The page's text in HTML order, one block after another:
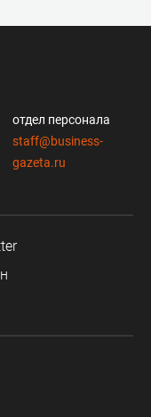
отдел персонала
staff@business-
gazeta.ru